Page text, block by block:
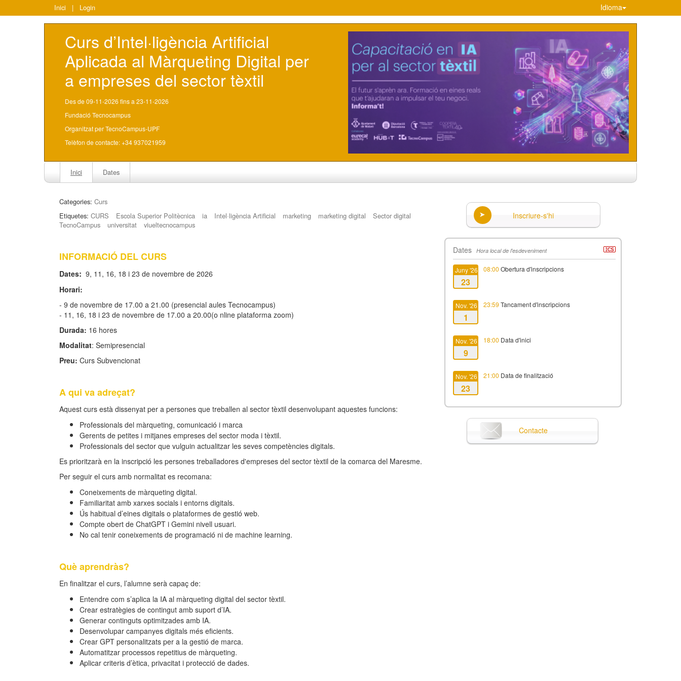
Inici | Login Idioma
Curs d’Intel·ligència Artificial
Aplicada al Màrqueting Digital per
a empreses del sector tèxtil
Des de 09-11-2026 fins a 23-11-2026
Fundació Tecnocampus
Organitzat per TecnoCampus-UPF
Telèfon de contacte: +34 937021959
Inici Dates
Categories: Curs
Etiquetes: CURS Escola Superior Politècnica ia Intel·ligència Artificial marketing marketing digital
Sector digital
TecnoCampus
universitat viueltecnocampus
INFORMACIÓ DEL CURS
Dates: 9, 11, 16, 18 i 23 de novembre de 2026
Horari:
- 9 de novembre de 17.00 a 21.00 (presencial aules Tecnocampus)
- 11, 16, 18 i 23 de novembre de 17.00 a 20.00(o nline plataforma zoom)
Durada: 16 hores
Modalitat: Semipresencial
Preu: Curs Subvencionat
A qui va adreçat?
Aquest curs està dissenyat per a persones que treballen al sector tèxtil desenvolupant aquestes funcions:
Professionals del màrqueting, comunicació i marca
Gerents de petites i mitjanes empreses del sector moda i tèxtil.
Professionals del sector que vulguin actualitzar les seves competències digitals.
Es prioritzarà en la inscripció les persones treballadores d'empreses del sector tèxtil de la comarca del Maresme.
Per seguir el curs amb normalitat es recomana:
Coneixements de màrqueting digital.
Familiaritat amb xarxes socials i entorns digitals.
Ús habitual d’eines digitals o plataformes de gestió web.
Compte obert de ChatGPT i Gemini nivell usuari.
No cal tenir coneixements de programació ni de machine learning.
Què aprendràs?
En finalitzar el curs, l’alumne serà capaç de:
Entendre com s’aplica la IA al màrqueting digital del sector tèxtil.
Crear estratègies de contingut amb suport d’IA.
Generar continguts optimitzades amb IA.
Desenvolupar campanyes digitals més eficients.
Crear GPT personalitzats per a la gestió de marca.
Automatitzar processos repetitius de màrqueting.
Aplicar criteris d’ètica, privacitat i protecció de dades.
Inscriure-s'hi
Dates Hora local de l'esdeveniment
Juny '26
23
08:00 Obertura d'inscripcions
Nov. '26
1
23:59 Tancament d'inscripcions
Nov. '26
9
18:00 Data d'inici
Nov. '26
23
21:00 Data de finalització
Contacte